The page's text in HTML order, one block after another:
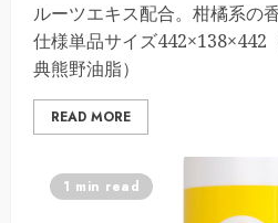
ルーツエキス配合。柑橘系の
仕様単品サイズ442×138×442
典熊野油脂）
READ MORE
1 min read